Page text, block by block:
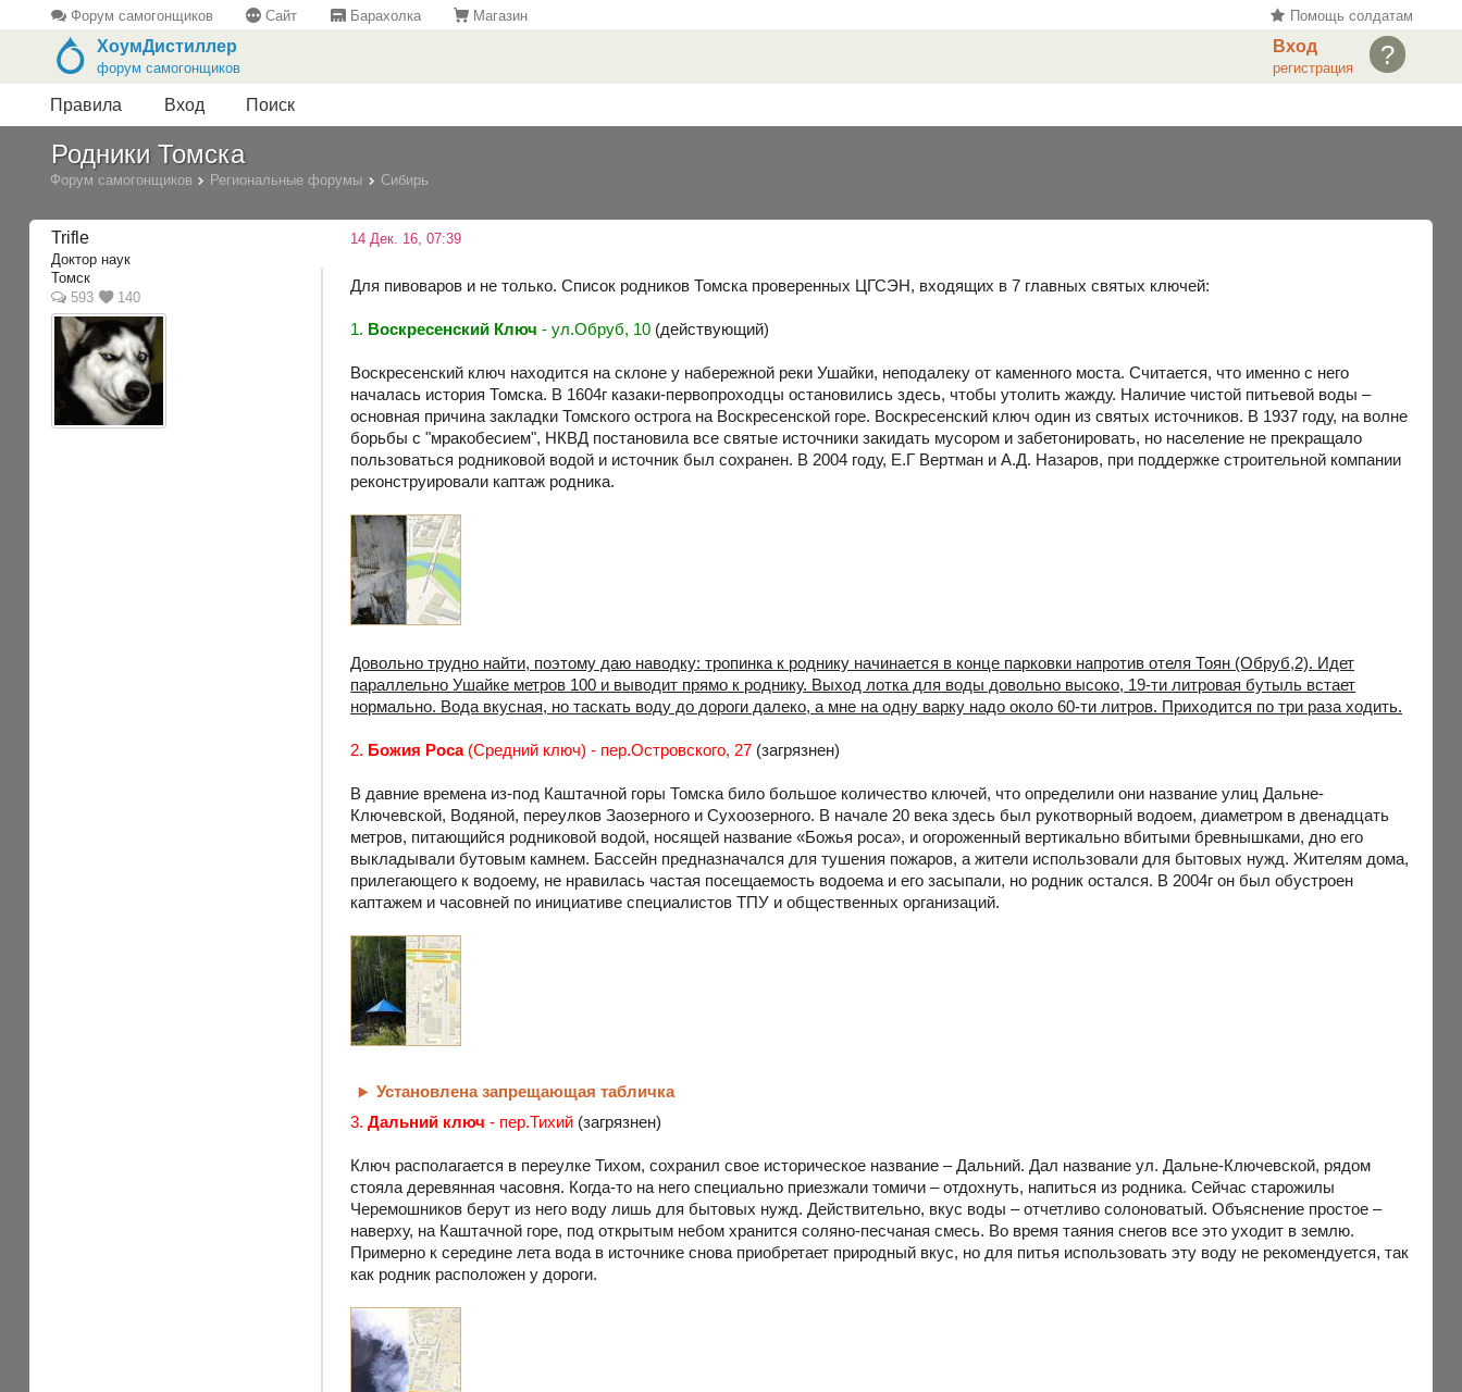
Форум самогонщиков Сайт Барахолка Магазин Помощь солдатам
?
Вход
регистрация
ХоумДистиллер
форум самогонщиков
Правила Вход Поиск
Родники Томска
Форум самогонщиков Региональные форумы Сибирь
Trifle
Доктор наук
Томск
593
140
14 Дек. 16, 07:39
Для пивоваров и не только. Список родников Томска проверенных ЦГСЭН, входящих в 7 главных святых ключей:
1. Воскресенский Ключ - ул.Обруб, 10 (действующий)
Воскресенский ключ находится на склоне у набережной реки Ушайки, неподалеку от каменного моста. Считается, что именно с него
началась история Томска. В 1604г казаки-первопроходцы остановились здесь, чтобы утолить жажду. Наличие чистой питьевой воды –
основная причина закладки Томского острога на Воскресенской горе. Воскресенский ключ один из святых источников. В 1937 году, на волне
борьбы с "мракобесием", НКВД постановила все святые источники закидать мусором и забетонировать, но население не прекращало
пользоваться родниковой водой и источник был сохранен. В 2004 году, Е.Г Вертман и А.Д. Назаров, при поддержке строительной компании
реконструировали каптаж родника.
Довольно трудно найти, поэтому даю наводку: тропинка к роднику начинается в конце парковки напротив отеля Тоян (Обруб,2). Идет
параллельно Ушайке метров 100 и выводит прямо к роднику. Выход лотка для воды довольно высоко, 19-ти литровая бутыль встает
нормально. Вода вкусная, но таскать воду до дороги далеко, а мне на одну варку надо около 60-ти литров. Приходится по три раза ходить.
2. Божия Роса(Средний ключ) - пер.Островского, 27 (загрязнен)
В давние времена из-под Каштачной горы Томска било большое количество ключей, что определили они название улиц Дальне-
Ключевской, Водяной, переулков Заозерного и Сухоозерного. В начале 20 века здесь был рукотворный водоем, диаметром в двенадцать
метров, питающийся родниковой водой, носящей название «Божья роса», и огороженный вертикально вбитыми бревнышками, дно его
выкладывали бутовым камнем. Бассейн предназначался для тушения пожаров, а жители использовали для бытовых нужд. Жителям дома,
прилегающего к водоему, не нравилась частая посещаемость водоема и его засыпали, но родник остался. В 2004г он был обустроен
каптажем и часовней по инициативе специалистов ТПУ и общественных организаций.
Установлена запрещающая табличка
3.Дальний ключ - пер.Тихий (загрязнен)
Ключ располагается в переулке Тихом, сохранил свое историческое название – Дальний. Дал название ул. Дальне-Ключевской, рядом
стояла деревянная часовня. Когда-то на него специально приезжали томичи – отдохнуть, напиться из родника. Сейчас старожилы
Черемошников берут из него воду лишь для бытовых нужд. Действительно, вкус воды – отчетливо солоноватый. Объяснение простое –
наверху, на Каштачной горе, под открытым небом хранится соляно-песчаная смесь. Во время таяния снегов все это уходит в землю.
Примерно к середине лета вода в источнике снова приобретает природный вкус, но для питья использовать эту воду не рекомендуется, так
как родник расположен у дороги.